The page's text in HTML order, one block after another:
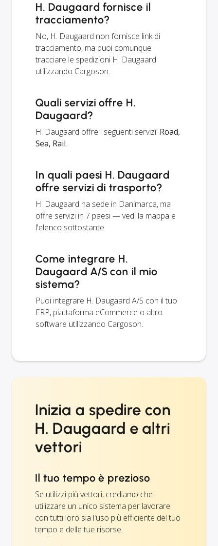
H. Daugaard fornisce il
tracciamento?
No, H. Daugaard non fornisce link di
tracciamento, ma puoi comunque
tracciare le spedizioni H. Daugaard
utilizzando Cargoson.
Quali servizi offre H.
Daugaard?
H. Daugaard offre i seguenti servizi: Road,
Sea, Rail.
In quali paesi H. Daugaard
offre servizi di trasporto?
H. Daugaard ha sede in Danimarca, ma
offre servizi in 7 paesi — vedi la mappa e
l'elenco sottostante.
Come integrare H.
Daugaard A/S con il mio
sistema?
Puoi integrare H. Daugaard A/S con il tuo
ERP, piattaforma eCommerce o altro
software utilizzando Cargoson.
Inizia a spedire con
H. Daugaard e altri
vettori
Il tuo tempo è prezioso
Se utilizzi più vettori, crediamo che
utilizzare un unico sistema per lavorare
con tutti loro sia l'uso più efficiente del tuo
tempo e delle tue risorse.